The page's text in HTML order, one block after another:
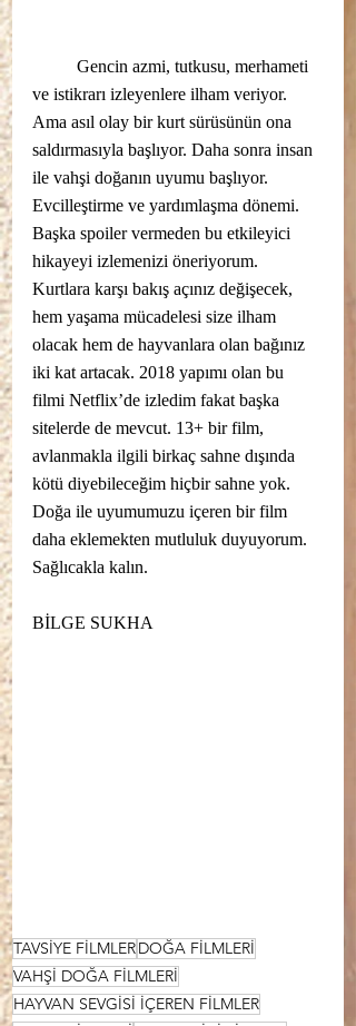
ve istikrarı izleyenlere ilham veriyor.
Ama asıl olay bir kurt sürüsünün ona
saldırmasıyla başlıyor. Daha sonra insan
ile vahşi doğanın uyumu başlıyor.
Evcilleştirme ve yardımlaşma dönemi.
Başka spoiler vermeden bu etkileyici
hikayeyi izlemenizi öneriyorum.
Kurtlara karşı bakış açınız değişecek,
hem yaşama mücadelesi size ilham
olacak hem de hayvanlara olan bağınız
iki kat artacak. 2018 yapımı olan bu
filmi Netflix’de izledim fakat başka
sitelerde de mevcut. 13+ bir film,
avlanmakla ilgili birkaç sahne dışında
kötü diyebileceğim hiçbir sahne yok.
Doğa ile uyumumuzu içeren bir film
daha eklemekten mutluluk duyuyorum.
Sağlıcakla kalın.
BİLGE SUKHA
TAVSİYE FİLMLERDOĞA FİLMLERİ
VAHŞİ DOĞA FİLMLERİ
HAYVAN SEVGİSİ İÇEREN FİLMLER